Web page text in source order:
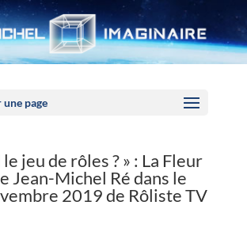
page
le jeu de rôles ? » : La Fleur
Jean-Michel Ré dans le
2019 de Rôliste TV
cookies